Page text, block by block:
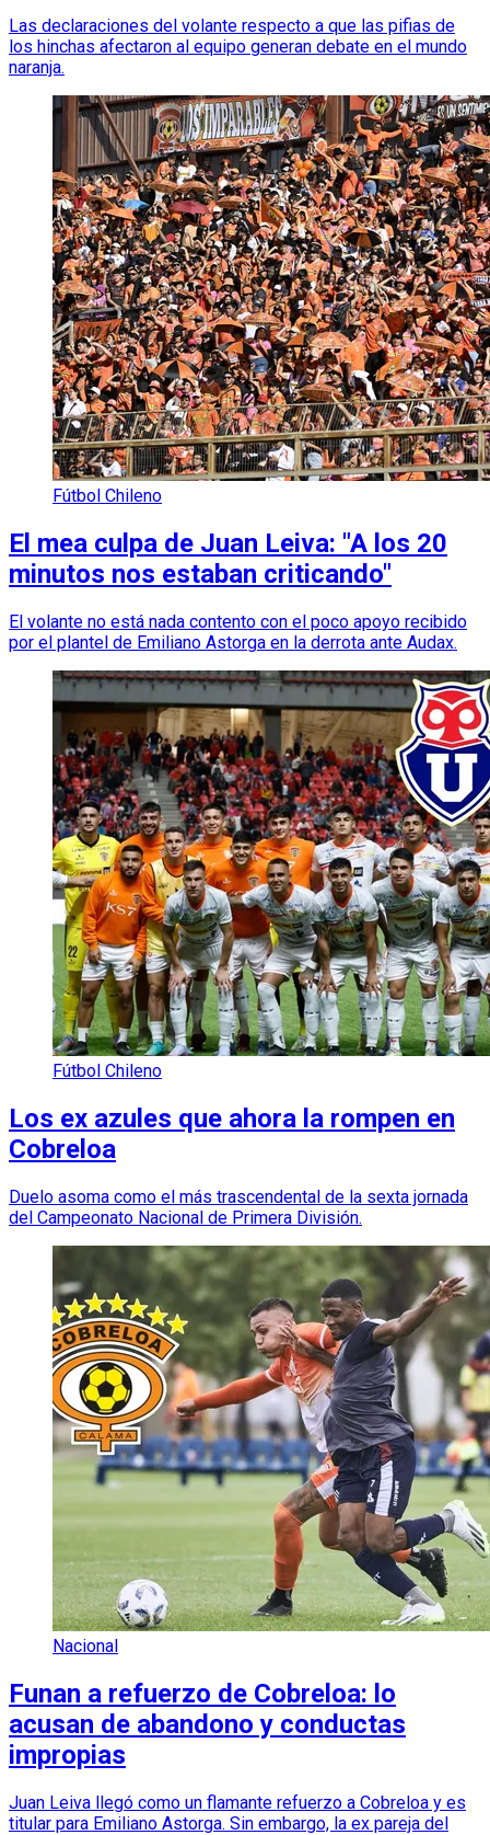
Las declaraciones del volante respecto a que las pifias de
los hinchas afectaron al equipo generan debate en el mundo
naranja.
Fútbol Chileno
El mea culpa de Juan Leiva: "A los 20
minutos nos estaban criticando"
El volante no está nada contento con el poco apoyo recibido
por el plantel de Emiliano Astorga en la derrota ante Audax.
Fútbol Chileno
Los ex azules que ahora la rompen en
Cobreloa
Duelo asoma como el más trascendental de la sexta jornada
del Campeonato Nacional de Primera División.
Nacional
Funan a refuerzo de Cobreloa: lo
acusan de abandono y conductas
impropias
Juan Leiva llegó como un flamante refuerzo a Cobreloa y es
titular para Emiliano Astorga. Sin embargo, la ex pareja del